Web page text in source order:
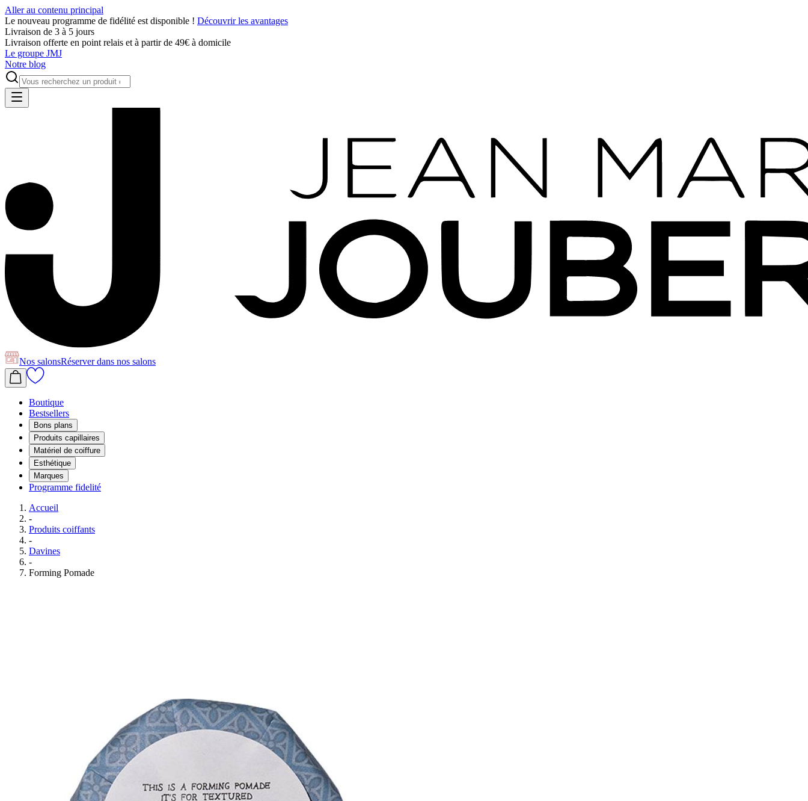
Aller au contenu principal
Le nouveau programme de fidélité est disponible ! Découvrir les avantages
Livraison de 3 à 5 jours
Livraison offerte en point relais et à partir de 49€ à domicile
Le groupe JMJ
Notre blog
Nos salonsRéserverdans nos salons
Boutique
Bestsellers
Bons plans
Produits capillaires
Matériel de coiffure
Esthétique
Marques
Programme fidelité
Accueil
-
Produits coiffants
-
Davines
-
Forming Pomade